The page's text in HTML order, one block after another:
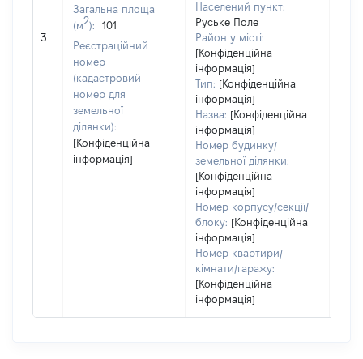
3
Загальна площа
(м2):
101
Реєстраційний
номер
(кадастровий
номер для
земельної
ділянки):
[Конфіденційна
інформація]
Населений пункт:
Руське Поле
Район у місті:
[Конфіденційна
інформація]
Тип: [Конфіденційна
інформація]
Назва: [Конфіденційна
інформація]
Номер будинку/
земельної ділянки:
[Конфіденційна
інформація]
Номер корпусу/секції/
блоку: [Конфіденційна
інформація]
Номер квартири/
кімнати/гаражу:
[Конфіденційна
інформація]